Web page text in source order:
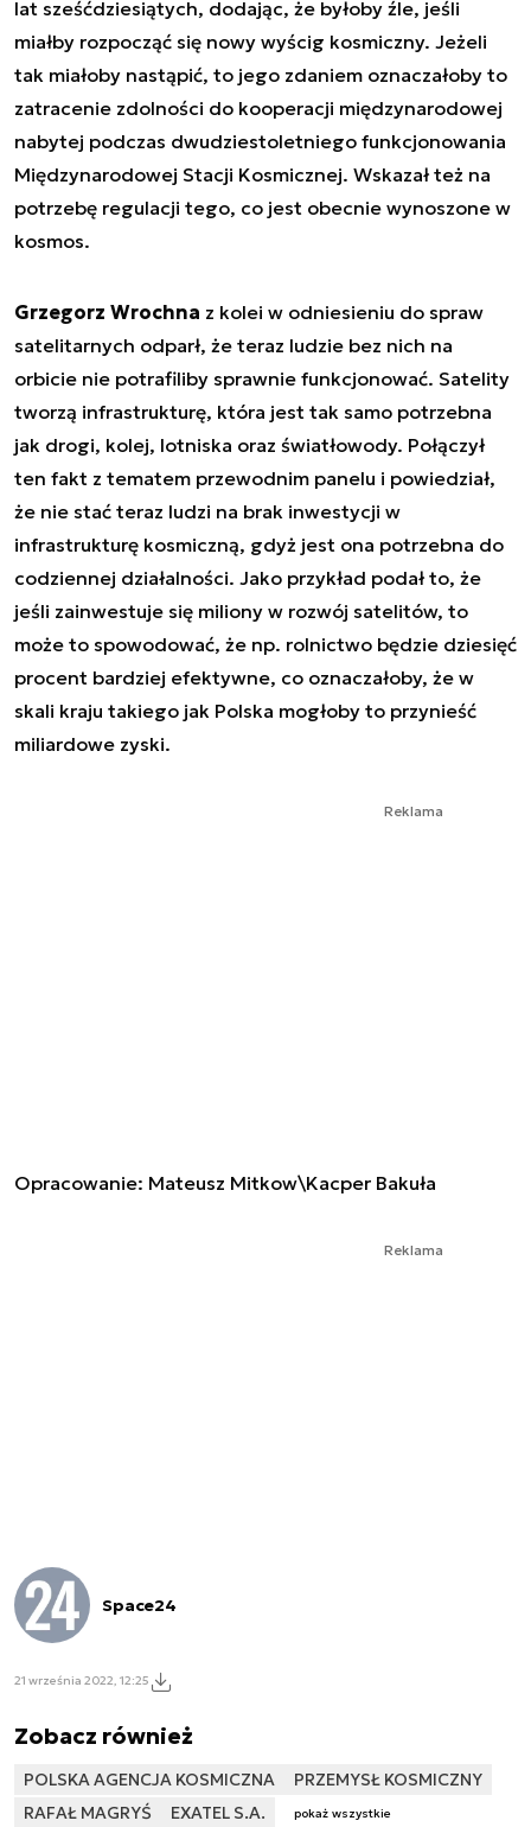
lat sześćdziesiątych, dodając, że byłoby źle, jeśli
miałby rozpocząć się nowy wyścig kosmiczny. Jeżeli
tak miałoby nastąpić, to jego zdaniem oznaczałoby to
zatracenie zdolności do kooperacji międzynarodowej
nabytej podczas dwudziestoletniego funkcjonowania
Międzynarodowej Stacji Kosmicznej. Wskazał też na
potrzebę regulacji tego, co jest obecnie wynoszone w
kosmos.
Grzegorz Wrochna z kolei w odniesieniu do spraw
satelitarnych odparł, że teraz ludzie bez nich na
orbicie nie potrafiliby sprawnie funkcjonować. Satelity
tworzą infrastrukturę, która jest tak samo potrzebna
jak drogi, kolej, lotniska oraz światłowody. Połączył
ten fakt z tematem przewodnim panelu i powiedział,
że nie stać teraz ludzi na brak inwestycji w
infrastrukturę kosmiczną, gdyż jest ona potrzebna do
codziennej działalności. Jako przykład podał to, że
jeśli zainwestuje się miliony w rozwój satelitów, to
może to spowodować, że np. rolnictwo będzie dziesięć
procent bardziej efektywne, co oznaczałoby, że w
skali kraju takiego jak Polska mogłoby to przynieść
miliardowe zyski.
Reklama
Opracowanie: Mateusz Mitkow\Kacper Bakuła
Reklama
Space24
21 września 2022, 12:25
Zobacz również
POLSKA AGENCJA KOSMICZNA
PRZEMYSŁ KOSMICZNY
RAFAŁ MAGRYŚ
EXATEL S.A. pokaż wszystkie